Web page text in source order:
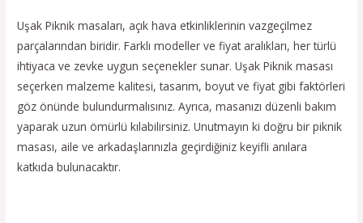
Uşak Piknik masaları, açık hava etkinliklerinin vazgeçilmez
parçalarından biridir. Farklı modeller ve fiyat aralıkları, her türlü
ihtiyaca ve zevke uygun seçenekler sunar. Uşak Piknik masası
seçerken malzeme kalitesi, tasarım, boyut ve fiyat gibi faktörleri
göz önünde bulundurmalısınız. Ayrıca, masanızı düzenli bakım
yaparak uzun ömürlü kılabilirsiniz. Unutmayın ki doğru bir piknik
masası, aile ve arkadaşlarınızla geçirdiğiniz keyifli anılara
katkıda bulunacaktır.